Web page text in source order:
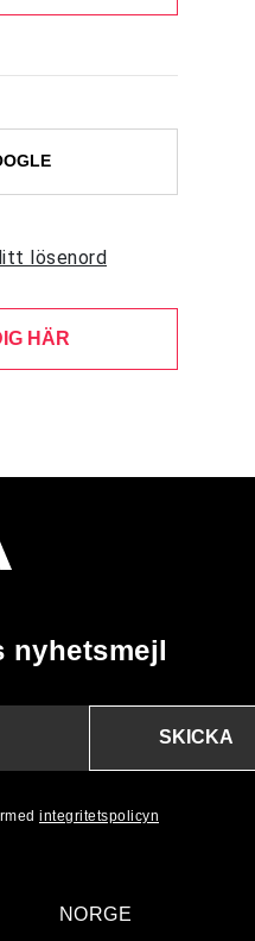
lösenord
HÄR
nyhetsmejl
SKICKA
integritetspolicyn
NORGE